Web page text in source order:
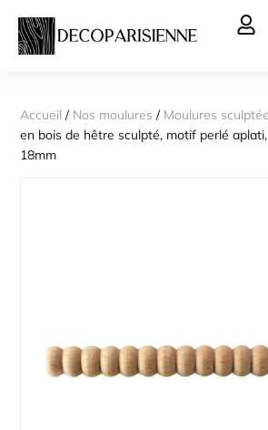
Accueil / Nos moulures / Moulures
en bois de hêtre sculpté, motif perlé
18mm